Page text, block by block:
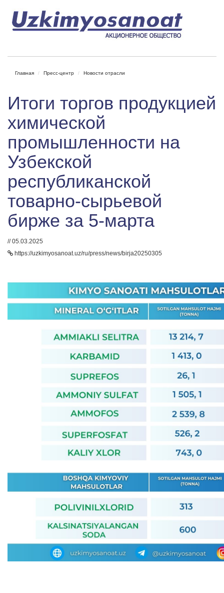
Главная Пресс-центр Новости отрасли
Итоги торгов продукцией
химической
промышленности на
Узбекской
республиканской
товарно-сырьевой
бирже за 5-марта
// 05.03.2025
https://uzkimyosanoat.uz/ru/press/news/birja20250305